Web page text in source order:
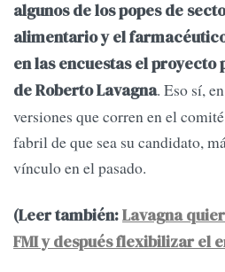
algunos de los popes de
alimentario y el
en las encuestas el
de Roberto Lavagna. Eso sí,
versiones que corren en el
fabril de que sea su candidato,
vínculo en el pasado.
(Leer también:Lavagna
FMI y después flexibilizar el